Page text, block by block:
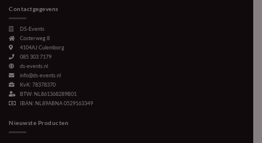
Contactgegevens
DS-Events
Costerweg 8
4104AJ Culemborg
085 303 7179
ds-events.nl
info@ds-events.nl
KvK: 78378370
BTW: NL861368289B01
IBAN: NL89ABNA 0529163349
Nieuwste Producten